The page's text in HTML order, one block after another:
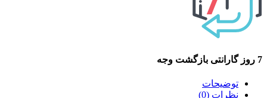
7 روز گارانتی بازگشت وجه
توضیحات
نظرات (0)